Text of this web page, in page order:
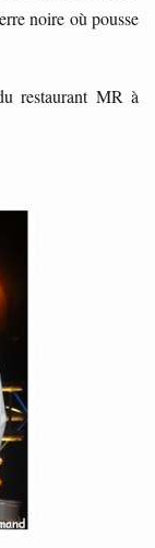
noire où pousse
restaurant MR à